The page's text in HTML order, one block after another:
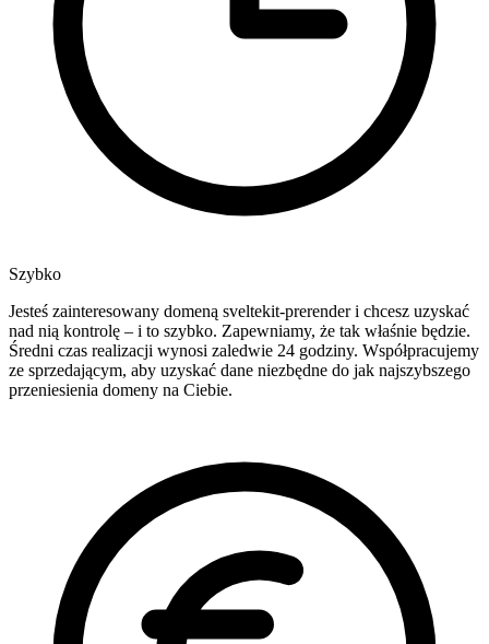
Szybko
Jesteś zainteresowany domeną sveltekit-prerender i chcesz uzyskać
nad nią kontrolę – i to szybko. Zapewniamy, że tak właśnie będzie.
Średni czas realizacji wynosi zaledwie 24 godziny. Współpracujemy
ze sprzedającym, aby uzyskać dane niezbędne do jak najszybszego
przeniesienia domeny na Ciebie.